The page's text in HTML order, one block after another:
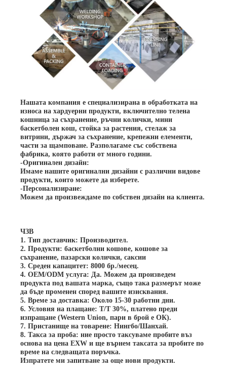
Нашата компания е специализирана в обработката на
износа на хардуерни продукти, включително телена
кошница за съхранение, ръчни колички, мини
баскетболен кош, стойка за растения, стелаж за
витрини, държач за съхранение, крепежни елементи,
части за щамповане. Разполагаме със собствена
фабрика, която работи от много години.
-Оригинален дизайн:
Имаме нашите оригинални дизайни с различни видове
продукти, които можете да изберете.
-Персонализиране:
Можем да произвеждаме по собствен дизайн на клиента.
ЧЗВ
1. Тип доставчик: Производител.
2. Продукти: баскетболни кошове, кошове за
съхранение, пазарски колички, саксии
3. Среден капацитет: 8000 бр./месец.
4. OEM/ODM услуга: Да. Можем да произведем
продукта под вашата марка, също така размерът може
да бъде променен според вашите изисквания.
5. Време за доставка: Около 15-30 работни дни.
6. Условия на плащане: T/T 30%, платено преди
изпращане (Western Union, пари в брой е ОК).
7. Пристанище на товарене: Нингбо/Шанхай.
8. Такса за проба: ние просто таксуваме пробите въз
основа на цена EXW и ще върнем таксата за пробите по
време на следващата поръчка.
Изпратете ми запитване за още нови продукти.